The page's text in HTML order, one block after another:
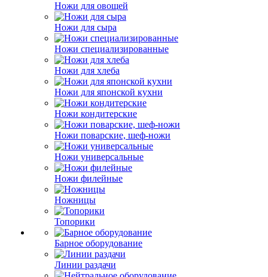
Ножи для овощей
Ножи для сыра
Ножи специализированные
Ножи для хлеба
Ножи для японской кухни
Ножи кондитерские
Ножи поварские, шеф-ножи
Ножи универсальные
Ножи филейные
Ножницы
Топорики
Барное оборудование
Линии раздачи